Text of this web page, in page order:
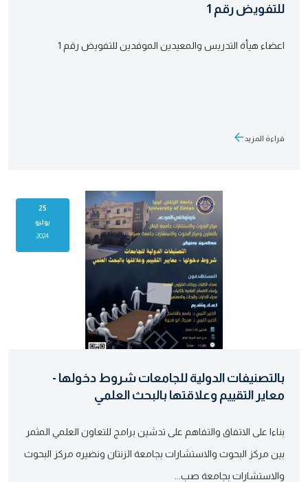
للتفويض رقم 1
اعضاء هيأة التدريس والمعيدين الموفدين للتفويض رقم 1
قراءة المزيد
25
يوليو
2024
بالتصنيفات الدولية للجامعات شروط دخولها -
معاير التقييم وعلاقتها بالبحث العلمي
بناءا على الاتفاق والتفاهم على تدشين برامج للتعاون العلمي المثمر
بين مركز البحوث والاستشارات بجامعة الزنتان ونضيره مركز البحوث
والاستشارات بجامعة صب...